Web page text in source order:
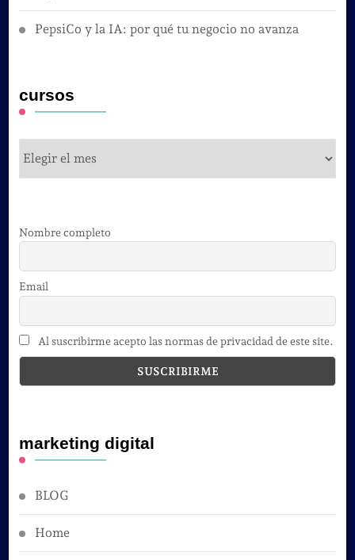
PepsiCo y la IA: por qué tu negocio no avanza
cursos
Nombre completo
Email
Al suscribirme acepto las normas de privacidad de este site.
marketing digital
BLOG
Home